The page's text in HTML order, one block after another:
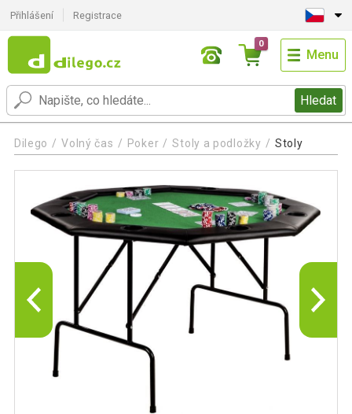
Přihlášení Registrace
Hledat
0
Menu
Dilego Volný čas Poker Stoly a podložky Stoly